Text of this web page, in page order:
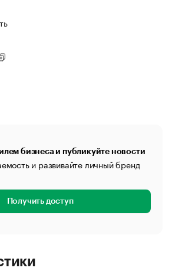
бизнеса и публикуйте новости
и развивайте личный бренд
Получить доступ